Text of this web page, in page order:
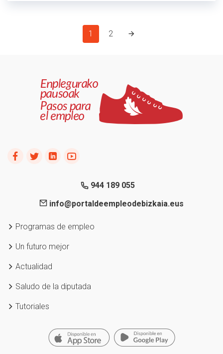
1 2
944 189 055
info@portaldeempleodebizkaia.eus
Programas de empleo
Un futuro mejor
Actualidad
Saludo de la diputada
Tutoriales